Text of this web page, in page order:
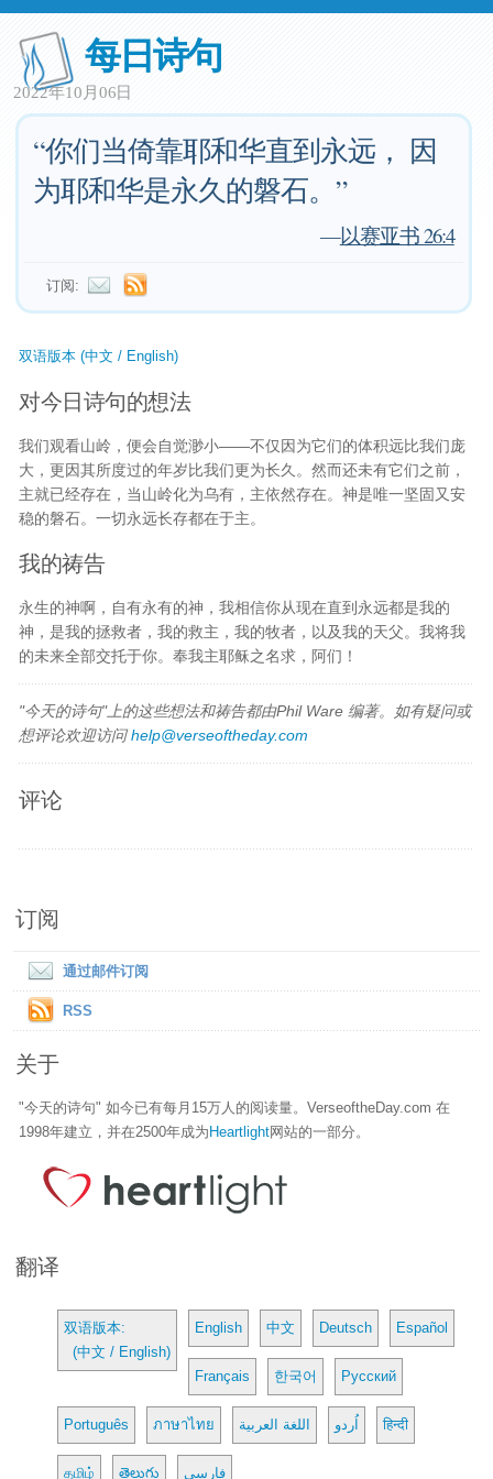
每日诗句
2022年10月06日
“你们当倚靠耶和华直到永远， 因
为耶和华是永久的磐石。”
—以赛亚书 26:4
订阅:
双语版本 (中文 / English)
对今日诗句的想法
我们观看山岭，便会自觉渺小——不仅因为它们的体积远比我们庞
大，更因其所度过的年岁比我们更为长久。然而还未有它们之前，
主就已经存在，当山岭化为乌有，主依然存在。神是唯一坚固又安
稳的磐石。一切永远长存都在于主。
我的祷告
永生的神啊，自有永有的神，我相信你从现在直到永远都是我的
神，是我的拯救者，我的救主，我的牧者，以及我的天父。我将我
的未来全部交托于你。奉我主耶稣之名求，阿们！
"今天的诗句"上的这些想法和祷告都由Phil Ware 编著。如有疑问或
想评论欢迎访问help@verseoftheday.com
评论
订阅
通过邮件订阅
RSS
关于
"今天的诗句" 如今已有每月15万人的阅读量。VerseoftheDay.com 在
1998年建立，并在2500年成为 Heartlight网站的一部分。
翻译
双语版本:
(中文 / English)
English 中文 Deutsch Español
Français 한국어 Русский
Português ภาษาไทย اللغة العربية اُردو हिन्दी
தமிழ் తెలుగు فارسی